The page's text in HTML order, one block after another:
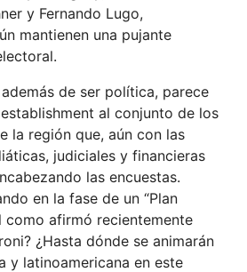
y Fernando Lugo,
mantienen una pujante
de ser política, parece
al conjunto de los
la región que, aún con las
judiciales y financieras
las encuestas.
en la fase de un “Plan
como afirmó recientemente
¿Hasta dónde se animarán
y latinoamericana en este